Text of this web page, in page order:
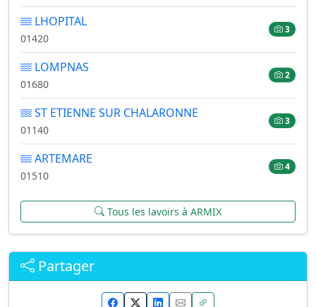
LHOPITAL
01420
3
LOMPNAS
01680
2
ST ETIENNE SUR CHALARONNE
01140
3
ARTEMARE
01510
4
Tous les lavoirs à ARMIX
Partager